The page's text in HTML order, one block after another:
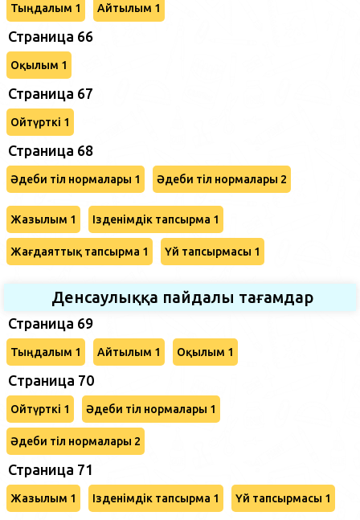
Тыңдалым 1 Айтылым 1
Страница 66
Оқылым 1
Страница 67
Ойтүрткі 1
Страница 68
Әдеби тіл нормалары 1 Әдеби тіл нормалары 2
Жазылым 1 Ізденімдік тапсырма 1
Жағдаяттық тапсырма 1 Үй тапсырмасы 1
Денсаулыққа пайдалы тағамдар
Страница 69
Тыңдалым 1 Айтылым 1 Оқылым 1
Cтраница 70
Ойтүрткі 1 Әдеби тіл нормалары 1
Әдеби тіл нормалары 2
Страница 71
Жазылым 1 Ізденімдік тапсырма 1 Үй тапсырмасы 1